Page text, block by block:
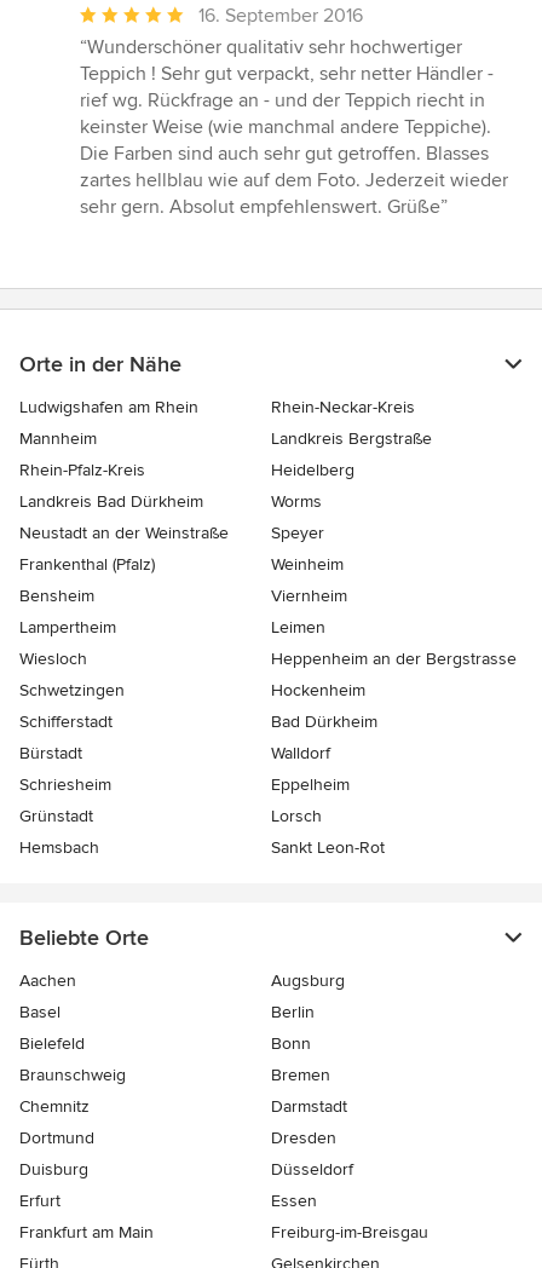
Durchschnittliche
Bewertung:
5
von
5
Sternen
16. September 2016
“Wunderschöner qualitativ sehr hochwertiger
Teppich ! Sehr gut verpackt, sehr netter Händler -
rief wg. Rückfrage an - und der Teppich riecht in
keinster Weise (wie manchmal andere Teppiche).
Die Farben sind auch sehr gut getroffen. Blasses
zartes hellblau wie auf dem Foto. Jederzeit wieder
sehr gern. Absolut empfehlenswert. Grüße”
Orte in der Nähe
Ludwigshafen am Rhein
Rhein-Neckar-Kreis
Mannheim
Landkreis Bergstraße
Rhein-Pfalz-Kreis
Heidelberg
Landkreis Bad Dürkheim
Worms
Neustadt an der Weinstraße
Speyer
Frankenthal (Pfalz)
Weinheim
Bensheim
Viernheim
Lampertheim
Leimen
Wiesloch
Heppenheim an der Bergstrasse
Schwetzingen
Hockenheim
Schifferstadt
Bad Dürkheim
Bürstadt
Walldorf
Schriesheim
Eppelheim
Grünstadt
Lorsch
Hemsbach
Sankt Leon-Rot
Beliebte Orte
Aachen
Augsburg
Basel
Berlin
Bielefeld
Bonn
Braunschweig
Bremen
Chemnitz
Darmstadt
Dortmund
Dresden
Duisburg
Düsseldorf
Erfurt
Essen
Frankfurt am Main
Freiburg-im-Breisgau